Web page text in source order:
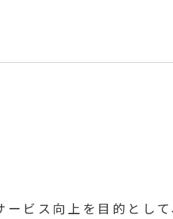
ビス向上を目的とし